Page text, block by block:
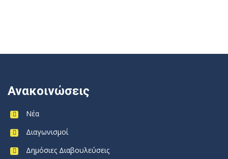
Ανακοινώσεις
Νέα
Διαγωνισμοί
Δημόσιες Διαβουλεύσεις